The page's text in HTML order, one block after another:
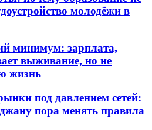
молодёжи в
минимум: зарплата,
выживание, но не
жизнь
под давлением сетей:
пора менять правила